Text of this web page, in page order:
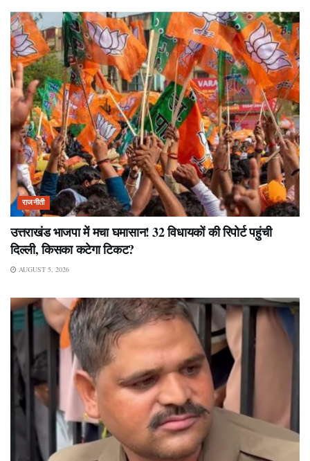
राजनीती
उत्तराखंड भाजपा में मचा घमासान! 32 विधायकों की रिपोर्ट पहुंची
दिल्ली, किसका कटेगा टिकट?
AUGUST 5, 2026